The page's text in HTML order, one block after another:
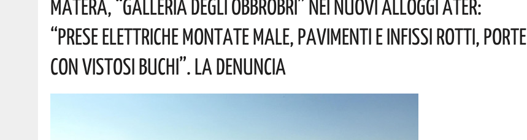
6 AGOSTO 2026 TRUFFA SPID, LA FALSA RICHIESTA DEL CANONE CHE RUBA DATI E CARTE DELLE PERSONE
6 AGOSTO 2026 LUCE E GAS, PREZZI IN AUMENTO A LUGLIO: ECCO L’IMPATTO SULLE BOLLETTE E I COSTI ATTESI
Matera, “Galleria Degli Obbrobri” Nei Nuovi Alloggi ATER:
“Prese Elettriche Montate Male, Pavimenti E Infissi Rotti, Porte
Con Vistosi Buchi”. La Denuncia